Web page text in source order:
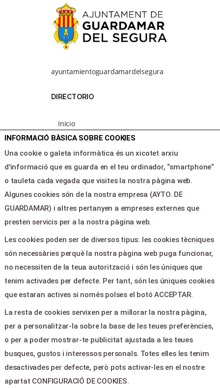
ayuntamientoguardamardelsegura
DIRECTORIO
Inicio
Programación
Area clientes
Contacte
LEGAL & PAGOS
Ayuda
Aviso legal
Política de privacitat
Contactar
CONTACTE
Plaza de la Constitucion,5 -
Guardamar del Segura 03140
culturaguardamar@gmail.com
965728610
INFORMACIÓ BÀSICA SOBRE COOKIES
Una cookie o galeta informàtica és un xicotet arxiu
d'informació que es guarda en el teu ordinador, “smartphone”
o tauleta cada vegada que visites la nostra pàgina web.
Algunes cookies són de la nostra empresa (AYTO. DE
GUARDAMAR) i altres pertanyen a empreses externes que
presten servicis per a la nostra pàgina web.
Les cookies poden ser de diversos tipus: les cookies tècniques
són necessàries perquè la nostra pàgina web puga funcionar,
no necessiten de la teua autorització i són les úniques que
tenim activades per defecte. Per tant, són les úniques cookies
que estaran actives si només polses el botó ACCEPTAR.
La resta de cookies servixen per a millorar la nostra pàgina,
per a personalitzar-la sobre la base de les teues preferències,
o per a poder mostrar-te publicitat ajustada a les teues
busques, gustos i interessos personals. Totes elles les tenim
desactivades per defecte, però pots activar-les en el nostre
apartat CONFIGURACIÓ DE COOKIES.